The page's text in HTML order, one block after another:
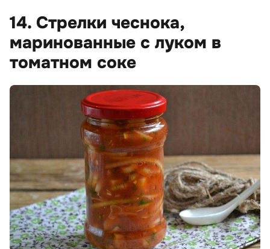
14. Стрелки чеснока,
маринованные с луком в
томатном соке